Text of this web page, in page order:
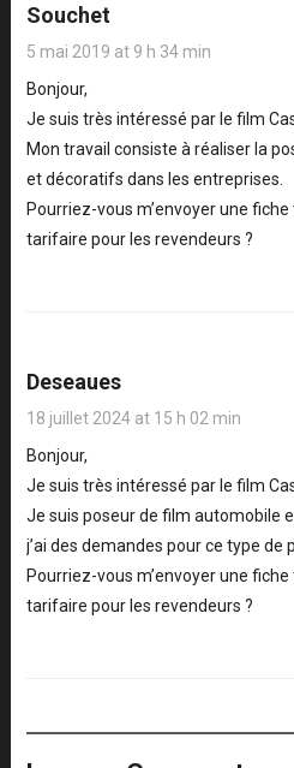
Souchet
5 mai 2019 at 9 h 34 min
Bonjour,
Je suis très intéressé par le film
Mon travail consiste à réaliser la
et décoratifs dans les entreprises.
Pourriez-vous m’envoyer une
tarifaire pour les revendeurs ?
Deseaues
18 juillet 2024 at 15 h 02 min
Bonjour,
Je suis très intéressé par le film
Je suis poseur de film automobile
j’ai des demandes pour ce type de
Pourriez-vous m’envoyer une
tarifaire pour les revendeurs ?